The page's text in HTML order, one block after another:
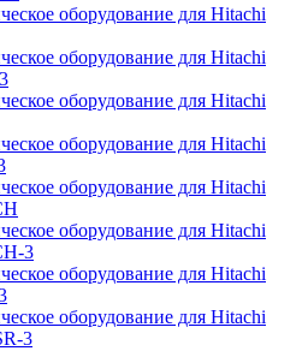
оборудование для Hitachi
оборудование для Hitachi
оборудование для Hitachi
оборудование для Hitachi
оборудование для Hitachi
оборудование для Hitachi
3
оборудование для Hitachi
оборудование для Hitachi
3